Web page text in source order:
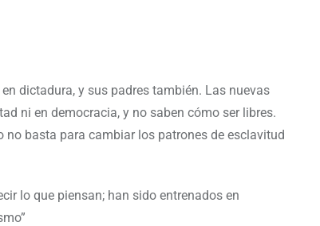
dictadura, y sus padres también. Las nuevas
ni en democracia, y no saben cómo ser libres.
no basta para cambiar los patrones de esclavitud
lo que piensan; han sido entrenados en